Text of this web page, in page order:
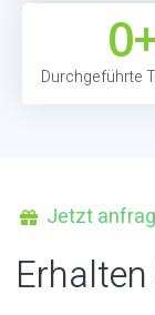
Durchgeführte
0
Jetzt